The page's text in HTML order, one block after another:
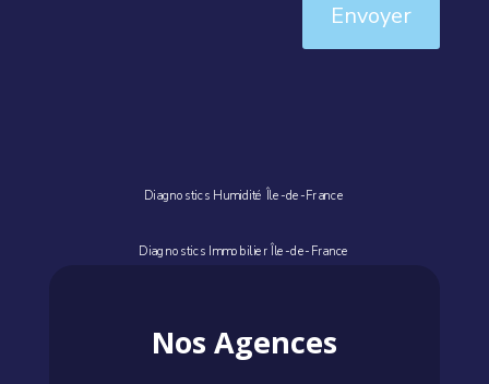
Envoyer
Diagnostics Humidité Île-de-France
Diagnostics Immobilier Île-de-France
Nos Agences